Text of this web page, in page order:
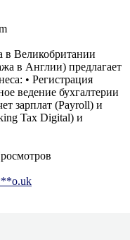
в Великобритании
в Англии) предлагает
• Регистрация
ведение бухгалтерии
зарплат (Payroll) и
Tax Digital) и